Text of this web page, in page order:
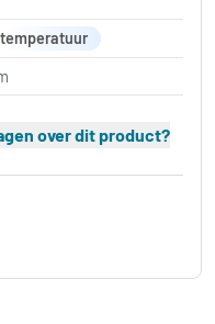
over dit product?